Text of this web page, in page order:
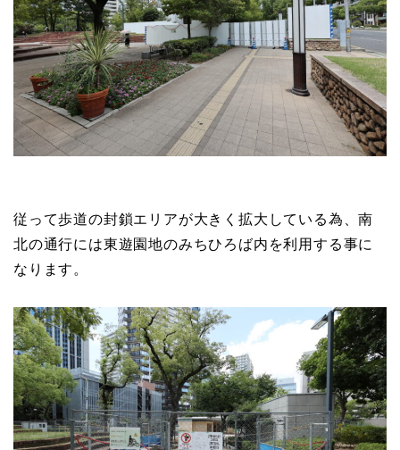
従って歩道の封鎖エリアが大きく拡大している為、南
北の通行には東遊園地のみちひろば内を利用する事に
なります。